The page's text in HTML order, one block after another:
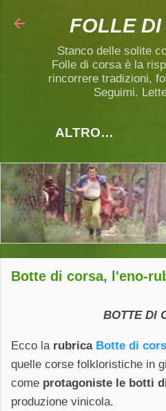
Passa ai
FOLLE DI
Stanco delle solite
Folle di corsa è la
rincorrere tradizioni,
Seguimi.
ALTRO…
Botte di corsa, l'eno-
BOTTE DI
Ecco la rubrica Botte di
quelle corse folkloristiche in
come protagoniste le botti
produzione vinicola.